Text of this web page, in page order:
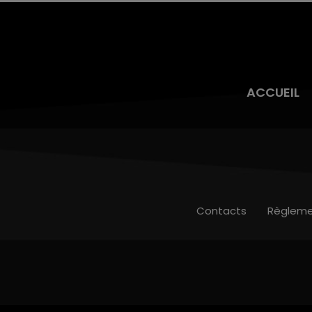
ACCUEIL
Contacts